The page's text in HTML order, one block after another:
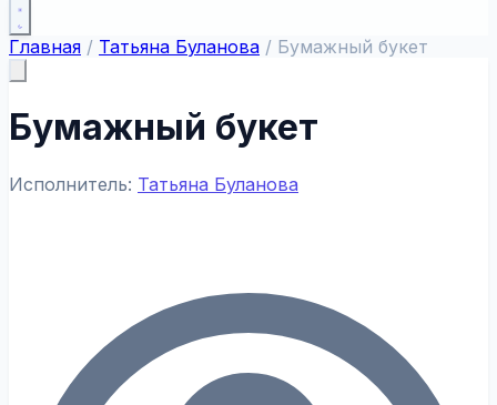
Главная / Татьяна Буланова / Бумажный букет
Бумажный букет
Исполнитель: Татьяна Буланова